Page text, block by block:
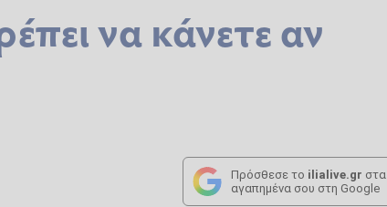
να κάνετε αν
Πρόσθεσε το ilialive.gr στα
αγαπημένα σου στη Google